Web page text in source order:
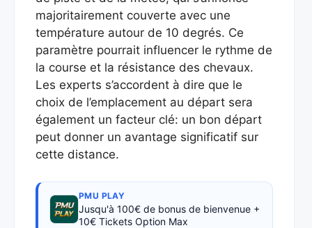
majoritairement couverte avec une
température autour de 10 degrés. Ce
paramètre pourrait influencer le rythme de
la course et la résistance des chevaux.
Les experts s’accordent à dire que le
choix de l’emplacement au départ sera
également un facteur clé: un bon départ
peut donner un avantage significatif sur
cette distance.
PMU PLAY
Jusqu'à 100€ de bonus de bienvenue +
10€ Tickets Option Max